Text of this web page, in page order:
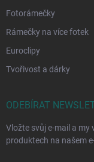
Fotorámečky
Rámečky na více fotek
Euroclipy
Tvořivost a dárky
ODEBÍRAT
Vložte svůj e-mail a
produktech na našem